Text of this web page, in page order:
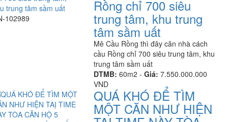
102989
Rồng chỉ 700 siêu
trung tâm, khu trung
tâm sầm uất
Mê Cầu Rồng thì đây căn nhà cách
cầu Rồng chỉ 700 siêu trung tâm, khu
trung tâm sầm uất
DTMB: 60m2 -Giá: 7.550.000.000
VND
QUÁ KHÓ ĐỂ TÌM
MỘT CĂN NHƯ HIỆN